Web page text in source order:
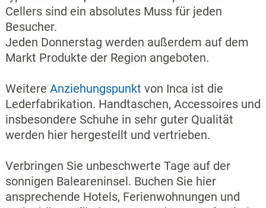
Cellers sind ein absolutes Muss für jeden
Besucher.
Jeden Donnerstag werden außerdem auf dem
Markt Produkte der Region angeboten.
Weitere Anziehungspunkt von Inca ist die
Lederfabrikation. Handtaschen, Accessoires und
insbesondere Schuhe in sehr guter Qualität
werden hier hergestellt und vertrieben.
Verbringen Sie unbeschwerte Tage auf der
sonnigen Baleareninsel. Buchen Sie hier
ansprechende Hotels, Ferienwohnungen und